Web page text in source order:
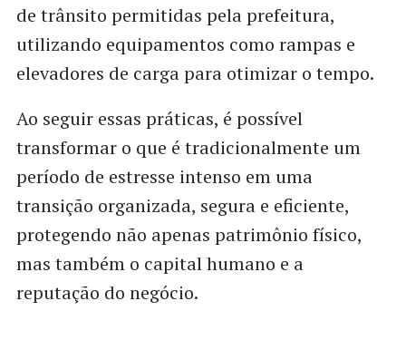
de trânsito permitidas pela prefeitura,
utilizando equipamentos como rampas e
elevadores de carga para otimizar o tempo.
Ao seguir essas práticas, é possível
transformar o que é tradicionalmente um
período de estresse intenso em uma
transição organizada, segura e eficiente,
protegendo não apenas patrimônio físico,
mas também o capital humano e a
reputação do negócio.